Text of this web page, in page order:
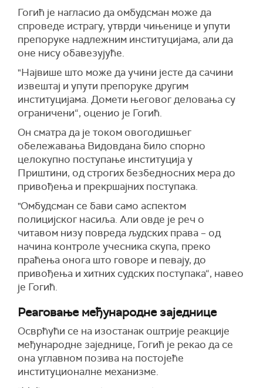
Гогић је нагласио да омбудсман може да
спроведе истрагу, утврди чињенице и упути
препоруке надлежним институцијама, али да
оне нису обавезујуће.
"Највише што може да учини јесте да сачини
извештај и упути препоруке другим
институцијама. Домети његовог деловања су
ограничени“, оценио је Гогић.
Он сматра да је током овогодишњег
обележавања Видовдана било спорно
целокупно поступање институција у
Приштини, од строгих безбедносних мера до
привођења и прекршајних поступака.
"Омбудсман се бави само аспектом
полицијског насиља. Али овде је реч о
читавом низу повреда људских права – од
начина контроле учесника скупа, преко
праћења онога што говоре и певају, до
привођења и хитних судских поступака“, навео
је Гогић.
Реаговање међународне заједнице
Осврћући се на изостанак оштрије реакције
међународне заједнице, Гогић је рекао да се
она углавном позива на постојеће
институционалне механизме.